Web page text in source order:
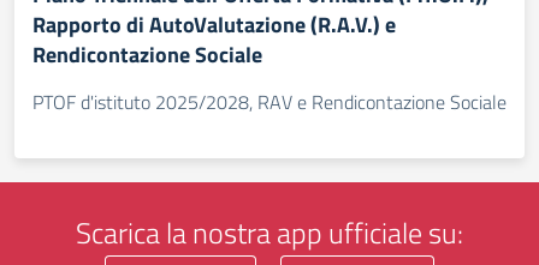
Rapporto di AutoValutazione (R.A.V.) e
Rendicontazione Sociale
PTOF d'istituto 2025/2028, RAV e Rendicontazione Sociale
Scarica la nostra app ufficiale su: